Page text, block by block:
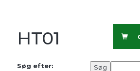
HT01
Søg efter: